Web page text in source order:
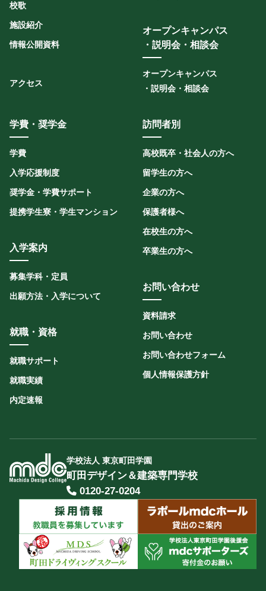
校歌
施設紹介
情報公開資料
アクセス
オープンキャンパス
・説明会・相談会
オープンキャンパス
・説明会・相談会
学費・奨学金
学費
入学応援制度
奨学金・学費サポート
提携学生寮・学生マンション
入学案内
募集学科・定員
出願方法・入学について
就職・資格
就職サポート
就職実績
内定速報
訪問者別
高校既卒・社会人の方へ
留学生の方へ
企業の方へ
保護者様へ
在校生の方へ
卒業生の方へ
お問い合わせ
資料請求
お問い合わせ
お問い合わせフォーム
個人情報保護方針
学校法人 東京町田学園
町田デザイン＆建築専門学校
0120-27-0204